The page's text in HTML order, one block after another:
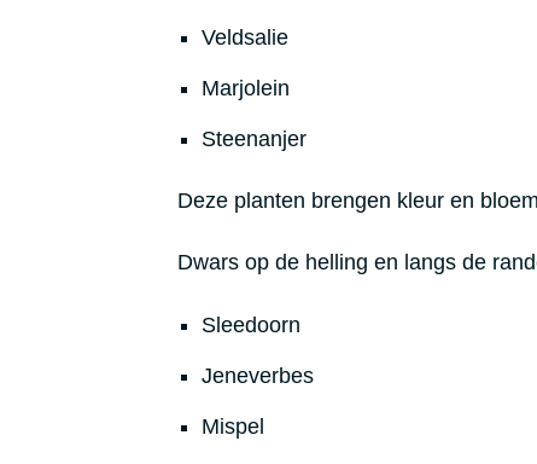
Veldsalie
Marjolein
Steenanjer
Deze planten brengen kleur en
Dwars op de helling en langs de
Sleedoorn
Jeneverbes
Mispel